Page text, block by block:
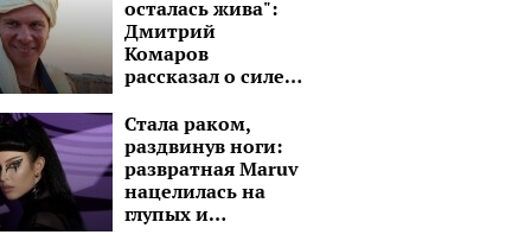
осталась жива":
Дмитрий
Комаров
рассказал о силе
девушки без рук и
ноги
Стала раком,
раздвинув ноги:
развратная Maruv
нацелилась на
глупых и